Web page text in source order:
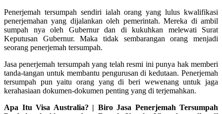
Penerjemah tersumpah sendiri ialah orang yang lulus kwalifikasi
penerjemahan yang dijalankan oleh pemerintah. Mereka di ambil
sumpah nya oleh Gubernur dan di kukuhkan melewati Surat
Keputusan Gubernur. Maka tidak sembarangan orang menjadi
seorang penerjemah tersumpah.
Jasa penerjemah tersumpah yang telah resmi ini punya hak memberi
tanda-tangan untuk membantu pengurusan di kedutaan. Penerjemah
tersumpah pun yaitu orang yang di beri wewenang untuk jaga
kerahasiaan dokumen-dokumen penting yang di terjemahkan.
Apa Itu Visa Australia? | Biro Jasa Penerjemah Tersumpah